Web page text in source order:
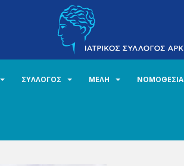
ΣΥΛΛΟΓΟΣ ΜΕΛΗ ΝΟΜΟΘΕΣΙΑ